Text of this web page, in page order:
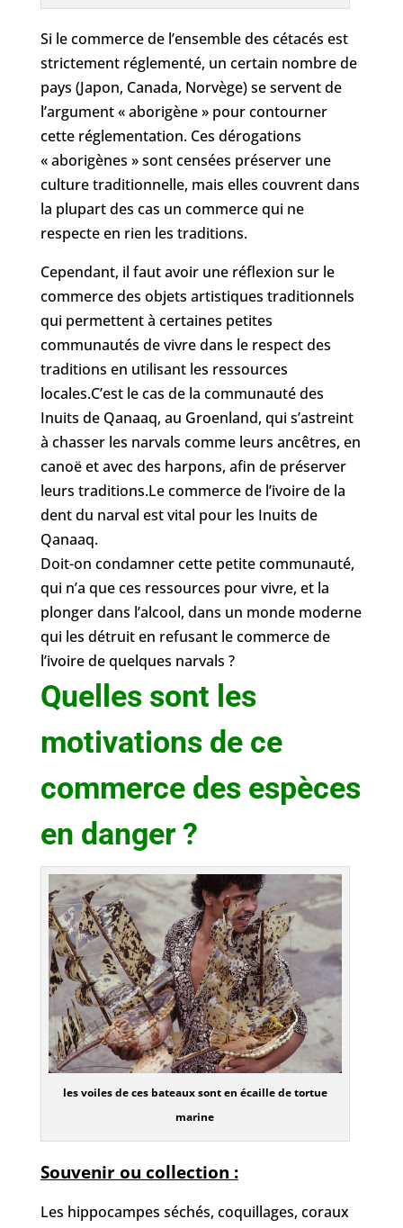
Si le commerce de l’ensemble des cétacés est
strictement réglementé, un certain nombre de
pays (Japon, Canada, Norvège) se servent de
l’argument « aborigène » pour contourner
cette réglementation. Ces dérogations
« aborigènes » sont censées préserver une
culture traditionnelle, mais elles couvrent dans
la plupart des cas un commerce qui ne
respecte en rien les traditions.
Cependant, il faut avoir une réflexion sur le
commerce des objets artistiques traditionnels
qui permettent à certaines petites
communautés de vivre dans le respect des
traditions en utilisant les ressources
locales.C’est le cas de la communauté des
Inuits de Qanaaq, au Groenland, qui s’astreint
à chasser les narvals comme leurs ancêtres, en
canoë et avec des harpons, afin de préserver
leurs traditions.Le commerce de l’ivoire de la
dent du narval est vital pour les Inuits de
Qanaaq.
Doit-on condamner cette petite communauté,
qui n’a que ces ressources pour vivre, et la
plonger dans l’alcool, dans un monde moderne
qui les détruit en refusant le commerce de
l’ivoire de quelques narvals ?
Quelles sont les
motivations de ce
commerce des espèces
en danger ?
les voiles de ces bateaux sont en écaille de tortue
marine
Souvenir ou collection :
Les hippocampes séchés, coquillages, coraux